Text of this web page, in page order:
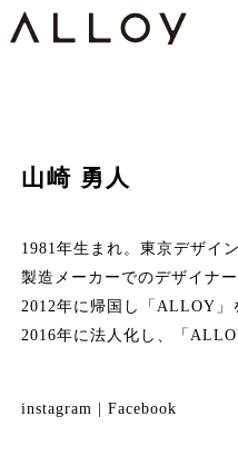
山崎 勇人
1981年生まれ。東京デザイ
製造メーカーでのデザイナ
2012年に帰国し「ALLOY」
2016年に法人化し、「
instagram Facebook